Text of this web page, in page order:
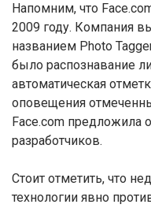
Напомним, что
2009 году. Компания
названием Photo
было распознавание
автоматическая
оповещения
Face.com предложила
разработчиков.
Стоит отметить, что
технологии явно